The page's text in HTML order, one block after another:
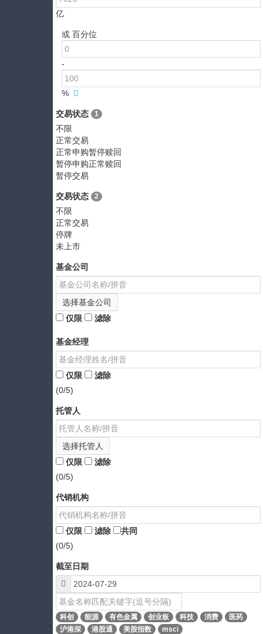
亿
或 百分位
-
%
交易状态 1
不限
正常交易
正常申购暂停赎回
暂停申购正常赎回
暂停交易
交易状态 2
不限
正常交易
停牌
未上市
基金公司
选择基金公司
仅限
滤除
基金经理
仅限
滤除
(0/5)
托管人
选择托管人
仅限
滤除
(0/5)
代销机构
仅限 滤除
共同
(0/5)
截至日期
科创 能源 有色金属 创业板 科技 消费
医药
沪港深
港股通 美股指数 msci